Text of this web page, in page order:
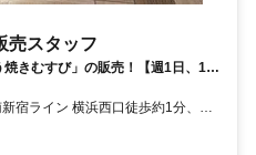
売スタッフ
きむすび」の販売！【週1日、1日
宿ライン 横浜西口徒歩約1分、Ｊ
徒歩約1分、京急本線 横浜西口徒
受動喫煙防止措置】敷地内禁煙